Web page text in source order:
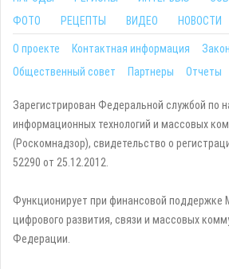
ФОТО
РЕЦЕПТЫ ВИДЕО НОВОСТИ
О проекте Контактная информация
Общественный совет
Партнеры Отчеты
Зарегистрирован Федеральной службой по
информационных технологий и массовых
(Роскомнадзор), свидетельство о
52290 от 25.12.2012.
Функционирует при финансовой поддержке
цифрового развития, связи и массовых
Федерации.